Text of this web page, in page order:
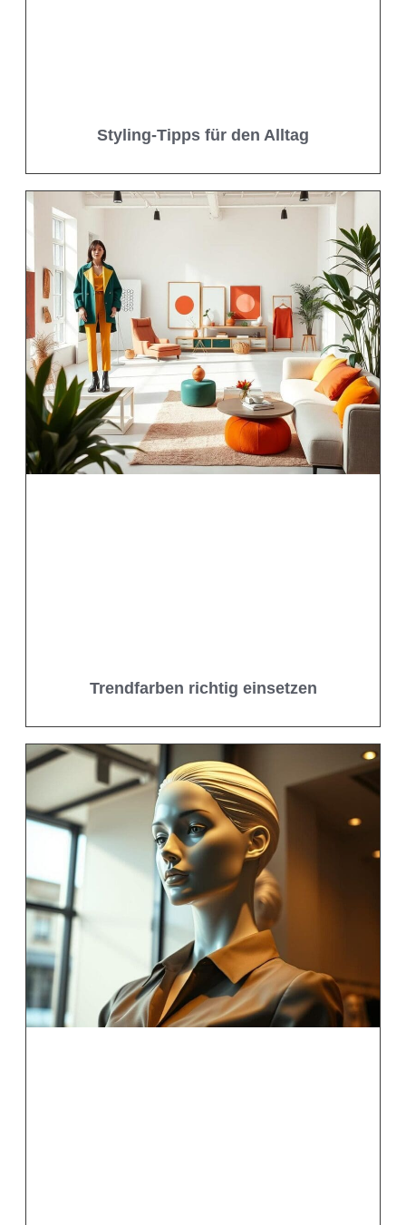
Styling-Tipps für den Alltag
Trendfarben richtig einsetzen